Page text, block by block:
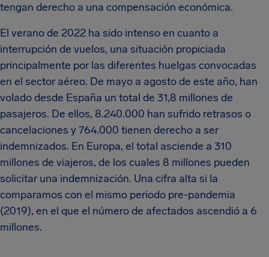
tengan derecho a una compensación económica.
El verano de 2022 ha sido intenso en cuanto a
interrupción de vuelos, una situación propiciada
principalmente por las diferentes huelgas convocadas
en el sector aéreo. De mayo a agosto de este año, han
volado desde España un total de 31,8 millones de
pasajeros. De ellos, 8.240.000 han sufrido retrasos o
cancelaciones y 764.000 tienen derecho a ser
indemnizados. En Europa, el total asciende a 310
millones de viajeros, de los cuales 8 millones pueden
solicitar una indemnización. Una cifra alta si la
comparamos con el mismo periodo pre-pandemia
(2019), en el que el número de afectados ascendió a 6
millones.